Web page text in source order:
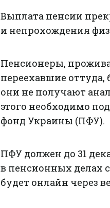
Выплата пенсии
и непрохождения
Пенсионеры,
переехавшие
они не получают
этого необходимо
фонд Украины (ПФУ).
ПФУ должен до 31
в пенсионных делах
будет онлайн через